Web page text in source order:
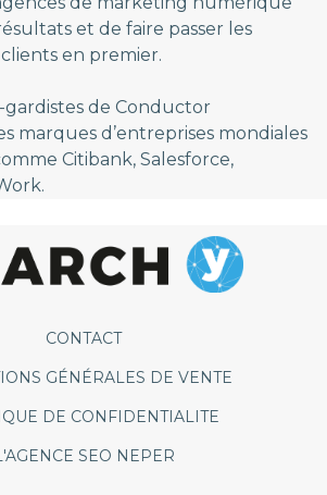
et de faire passer les
en premier.
gardistes de Conductor
marques d’entreprises mondiales
Citibank, Salesforce,
CONTACT
GÉNÉRALES DE VENTE
DE CONFIDENTIALITE
SEO NEPER